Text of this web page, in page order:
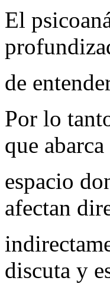
El
de
Por lo
que
espacio
afectan
discuta y